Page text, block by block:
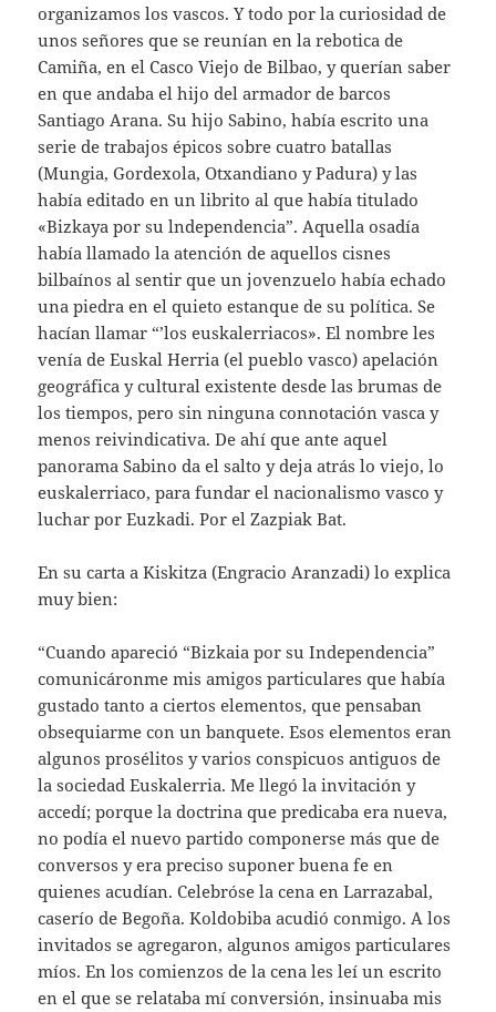
organizamos los vascos. Y todo por la curiosidad de
unos señores que se reunían en la rebotica de
Camiña, en el Casco Viejo de Bilbao, y querían saber
en que andaba el hijo del armador de barcos
Santiago Arana. Su hijo Sabino, había escrito una
serie de trabajos épicos sobre cuatro batallas
(Mungia, Gordexola, Otxandiano y Padura) y las
había editado en un librito al que había titulado
«Bizkaya por su lndependencia”. Aquella osadía
había llamado la atención de aquellos cisnes
bilbaínos al sentir que un jovenzuelo había echado
una piedra en el quieto estanque de su política. Se
hacían llamar “’los euskalerriacos». El nombre les
venía de Euskal Herria (el pueblo vasco) apelación
geográfica y cultural existente desde las brumas de
los tiempos, pero sin ninguna connotación vasca y
menos reivindicativa. De ahí que ante aquel
panorama Sabino da el salto y deja atrás lo viejo, lo
euskalerriaco, para fundar el nacionalismo vasco y
luchar por Euzkadi. Por el Zazpiak Bat.
En su carta a Kiskitza (Engracio Aranzadi) lo explica
muy bien:
“Cuando apareció “Bizkaia por su Independencia”
comunicáronme mis amigos particulares que había
gustado tanto a ciertos elementos, que pensaban
obsequiarme con un banquete. Esos elementos eran
algunos prosélitos y varios conspicuos antiguos de
la sociedad Euskalerria. Me llegó la invitación y
accedí; porque la doctrina que predicaba era nueva,
no podía el nuevo partido componerse más que de
conversos y era preciso suponer buena fe en
quienes acudían. Celebróse la cena en Larrazabal,
caserío de Begoña. Koldobiba acudió conmigo. A los
invitados se agregaron, algunos amigos particulares
míos. En los comienzos de la cena les leí un escrito
en el que se relataba mí conversión, insinuaba mis